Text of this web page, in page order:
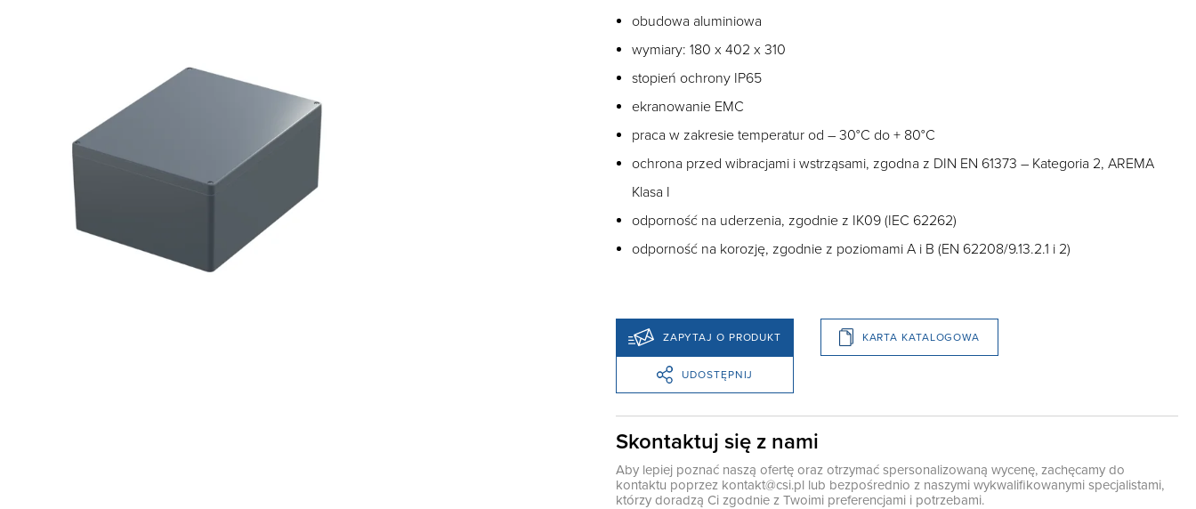
obudowa aluminiowa
wymiary: 180 x 402 x 310
stopień ochrony IP65
ekranowanie EMC
praca w zakresie temperatur od – 30°C do + 80°C
ochrona przed wibracjami i wstrząsami, zgodna z DIN EN 61373 – Kategoria 2, AREMA
Klasa I
odporność na uderzenia, zgodnie z IK09 (IEC 62262)
odporność na korozję, zgodnie z poziomami A i B (EN 62208/9.13.2.1 i 2)
ZAPYTAJ O PRODUKT KARTA KATALOGOWA
UDOSTĘPNIJ
Skontaktuj się z nami
Aby lepiej poznać naszą ofertę oraz otrzymać spersonalizowaną wycenę, zachęcamy do
kontaktu poprzez kontakt@csi.pl lub bezpośrednio z naszymi wykwalifikowanymi specjalistami,
którzy doradzą Ci zgodnie z Twoimi preferencjami i potrzebami.